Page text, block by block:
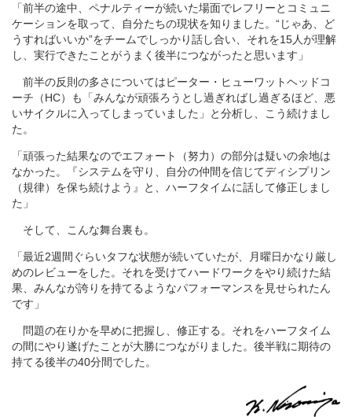
「前半の途中、ペナルティーが続いた場面でレフリーとコミュニ
ケーションを取って、自分たちの現状を知りました。“じゃあ、ど
うすればいいか”をチームでしっかり話し合い、それを15人が理解
し、実行できたことがうまく後半につながったと思います」
前半の反則の多さについてはピーター・ヒューワットヘッドコ
ーチ（HC）も「みんなが頑張ろうとし過ぎればし過ぎるほど、悪
いサイクルに入ってしまっていました」と分析し、こう続けまし
た。
「頑張った結果なのでエフォート（努力）の部分は疑いの余地は
なかった。『システムを守り、自分の仲間を信じてディシプリン
（規律）を保ち続けよう』と、ハーフタイムに話して修正しまし
た」
そして、こんな舞台裏も。
「最近2週間ぐらいタフな状態が続いていたが、月曜日かなり厳し
めのレビューをした。それを受けてハードワークをやり続けた結
果、みんなが誇りを持てるようなパフォーマンスを見せられたん
です」
問題の在りかを早めに把握し、修正する。それをハーフタイム
の間にやり遂げたことが大勝につながりました。後半戦に期待の
持てる後半の40分間でした。